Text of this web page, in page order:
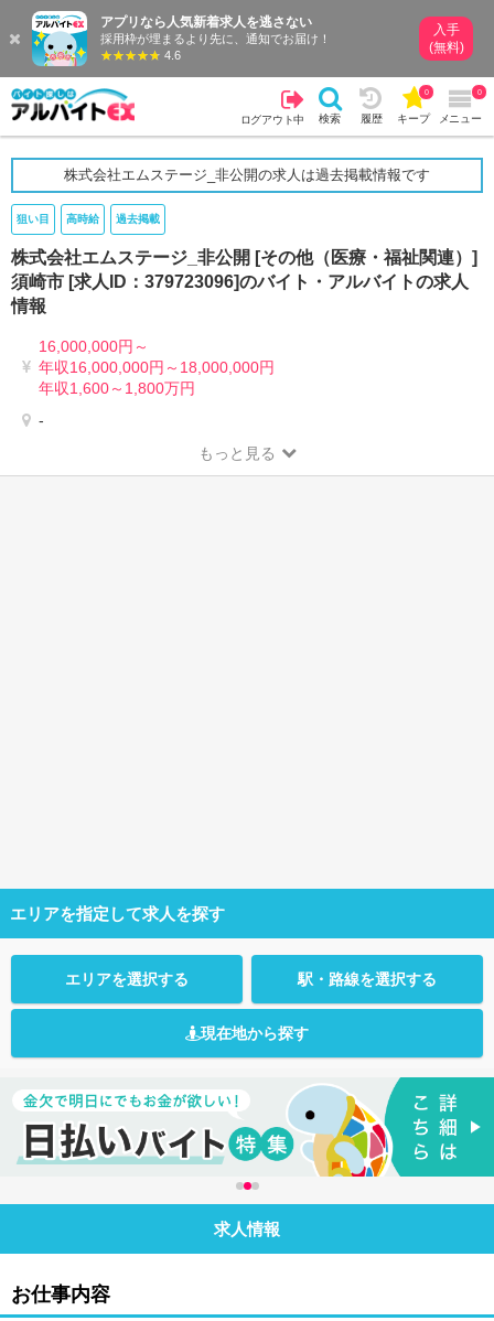
アプリなら人気新着求人を逃さない
採用枠が埋まるより先に、通知でお届け！
4.6
入手
(無料)
ログアウト中 検索 履歴 キープ
0
メニュー
0
株式会社エムステージ_非公開の求人は過去掲載情報です
狙い目 高時給 過去掲載
株式会社エムステージ_非公開 [その他（医療・福祉関連）]
須崎市 [求人ID：379723096]のバイト・アルバイトの求人
情報
16,000,000円～
年収16,000,000円～18,000,000円
年収1,600～1,800万円
-
もっと見る
エリアを指定して求人を探す
エリアを選択する 駅・路線を選択する
現在地から探す
求人情報
お仕事内容